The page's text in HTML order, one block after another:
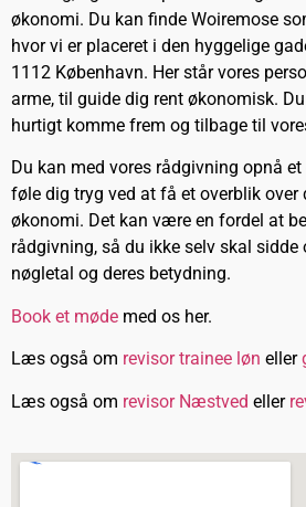
økonomi. Du kan finde Woiremose
hvor vi er placeret i den hyggelige
1112 København. Her står vores
arme, til guide dig rent økonomisk.
hurtigt komme frem og tilbage til
Du kan med vores rådgivning opnå
føle dig tryg ved at få et overblik over
økonomi. Det kan være en fordel at
rådgivning, så du ikke selv skal sidde
nøgletal og deres betydning.
Book et møde med os her.
Læs også om revisor trainee løn eller
Læs også om revisor Næstved eller